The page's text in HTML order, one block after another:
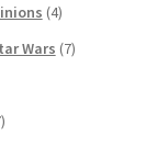
(4)
Wars (7)